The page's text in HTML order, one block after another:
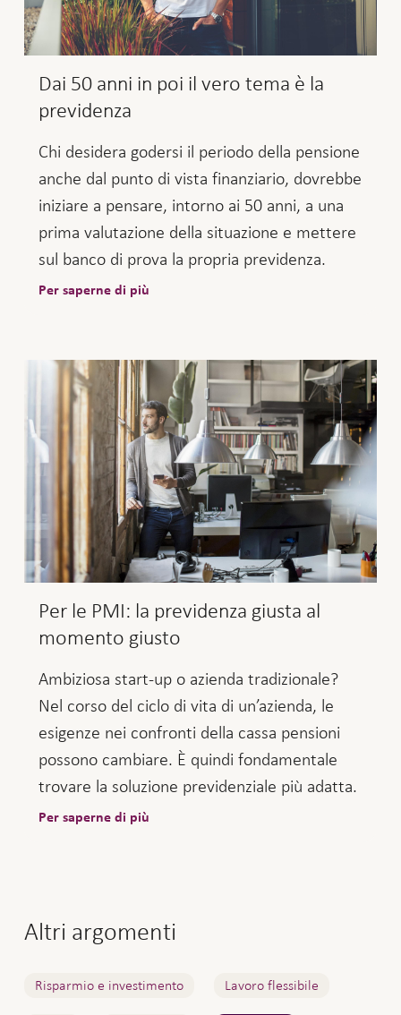
Dai 50 anni in poi il vero tema è la
previdenza
Chi desidera godersi il periodo della pensione
anche dal punto di vista finanziario, dovrebbe
iniziare a pensare, intorno ai 50 anni, a una
prima valutazione della situazione e mettere
sul banco di prova la propria previdenza.
Per saperne di più
Per le PMI: la previdenza giusta al
momento giusto
Ambiziosa start-up o azienda tradizionale?
Nel corso del ciclo di vita di un’azienda, le
esigenze nei confronti della cassa pensioni
possono cambiare. È quindi fondamentale
trovare la soluzione previdenziale più adatta.
Per saperne di più
Altri argomenti
Risparmio e investimento Lavoro flessibile